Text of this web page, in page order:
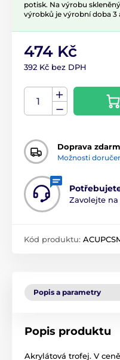
potisk. Na výrobu
výrobků je výrobní doba 3
474 Kč
392 Kč bez DPH
Doprava
Možnosti
Zavolejte na
Kód produktu:
Popis a parametry
Popis produktu
Akrylátová trofej. V